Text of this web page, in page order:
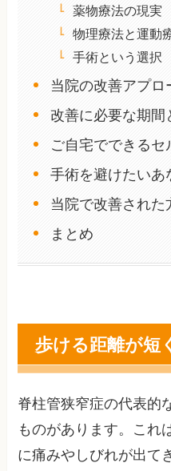
薬物療法の現実
物理療法と運動
手術という選択
当院の改善アプロ
改善に必要な期間
ご自宅でできるセ
手術を避けたいあ
当院で改善された
まとめ
歩ける距離が短
脊柱管狭窄症の代表的
ものがあります。これ
に痛みやしびれが出て